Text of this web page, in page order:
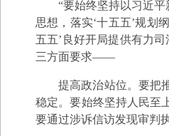
“要始终坚持以习近
思想，落实‘十五五’规划
五五’良好开局提供有力
三方面要求——
提高政治站位。要把
稳定。要始终坚持人民至
要通过涉诉信访发现审判